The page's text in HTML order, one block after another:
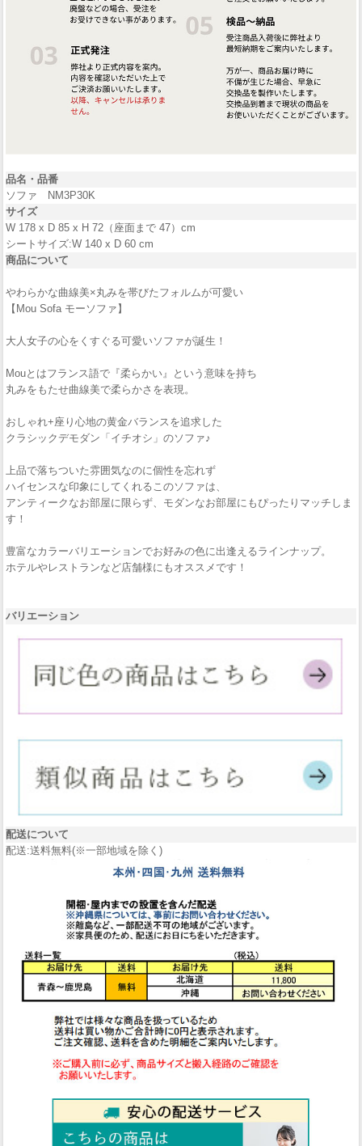
品名・品番
ソファ NM3P30K
サイズ
W 178 x D 85 x H 72（座面まで 47）cm
シートサイズ:W 140 x D 60 cm
商品について
やわらかな曲線美×丸みを帯びたフォルムが可愛い
【Mou Sofa モーソファ】
大人女子の心をくすぐる可愛いソファが誕生！
Mouとはフランス語で『柔らかい』という意味を持ち
丸みをもたせ曲線美で柔らかさを表現。
おしゃれ+座り心地の黄金バランスを追求した
クラシックデモダン「イチオシ」のソファ♪
上品で落ちついた雰囲気なのに個性を忘れず
ハイセンスな印象にしてくれるこのソファは、
アンティークなお部屋に限らず、モダンなお部屋にもぴったりマッチしま
す！
豊富なカラーバリエーションでお好みの色に出逢えるラインナップ。
ホテルやレストランなど店舗様にもオススメです！
バリエーション
配送について
配送:送料無料(※一部地域を除く)